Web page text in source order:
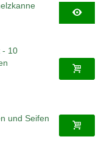
- 10
und Seifen